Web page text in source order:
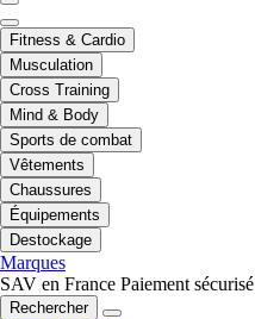
Fitness & Cardio
Musculation
Cross Training
Mind & Body
Sports de combat
Vêtements
Chaussures
Équipements
Destockage
Marques
SAV en France Paiement sécurisé
Rechercher